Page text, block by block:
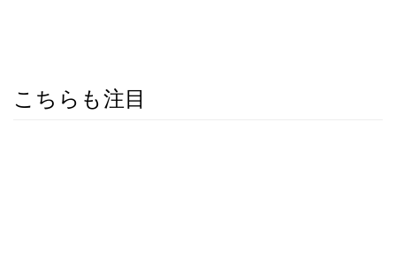
こちらも注目